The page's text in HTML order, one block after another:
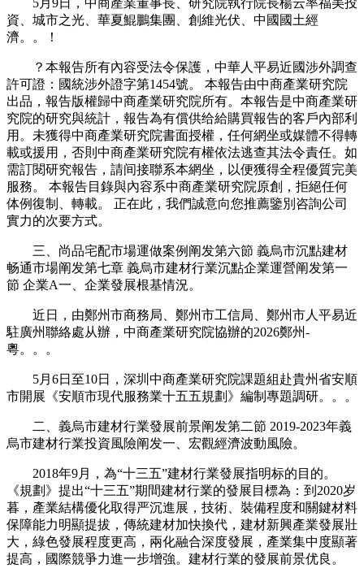
資、城市之光、華夏鯤鵬集團、創維光伏、中國國土經
濟。。！
？本報告所有內容受法令保護，中華人平易近國涉外調查
許可證：國統涉外證字第1454號。 本報告由中商產業研究院
出品，報告版權歸中商產業研究院所有。本報告是中商產業研
究院的研究與統計，報告為有償供给給購買報告的客戶內部利
用。未獲得中商產業研究院書面授權，任何網坐或媒體不得轉
載或援用，否則中商產業研究院有權依法逃查其法令責任。如
需訂閱研究報告，請间接聯系本網坐，以便獲得全程優質完美
服務。 本報告目錄與內容系中商產業研究院原創，拒絕任何
体例復制、轉載。 正在此，我們誠意向您推薦鑒別咨詢公司
實力的次要方式。
三、尚品宅配市場運做案例阐发第六節 義烏市沉點建材
畅通市場阐发第七章 義烏市建材行業沉點企業運營阐发第一
節 企業A一、企業發展根基情況。
近日，由鄭州市商務局、鄭州市工信局、鄭州市人平易近
駐廣州聯絡處从辦，中商產業研究院協辦的2026鄭州-
粵。。。
5月6日至10日，深圳中商產業研究院課題組赴貴州省安順
市開展《安順市現代服務業十五五規劃》編制專題調研。。。
二、義烏市建材行業發展前景阐发第二節 2019-2023年義
烏市建材行業投資風險阐发一、宏觀經濟波動風險。
2018年9月，為“十三五”建材行業發展指明标的目的。
《規劃》提出“十三五”期間建材行業的發展目標為：到2020岁
暮，產業結構優化取得严沉進展，技術、裝備程度和關鍵材料
保障能力明顯提拔，傳統建材加快換代，建材新興產業發展壯
大，綠色發展程度更高，兩化融合深度發展，產業集中度顯著
提高，國際競爭力進一步增強。建材行業的發展前景优良。